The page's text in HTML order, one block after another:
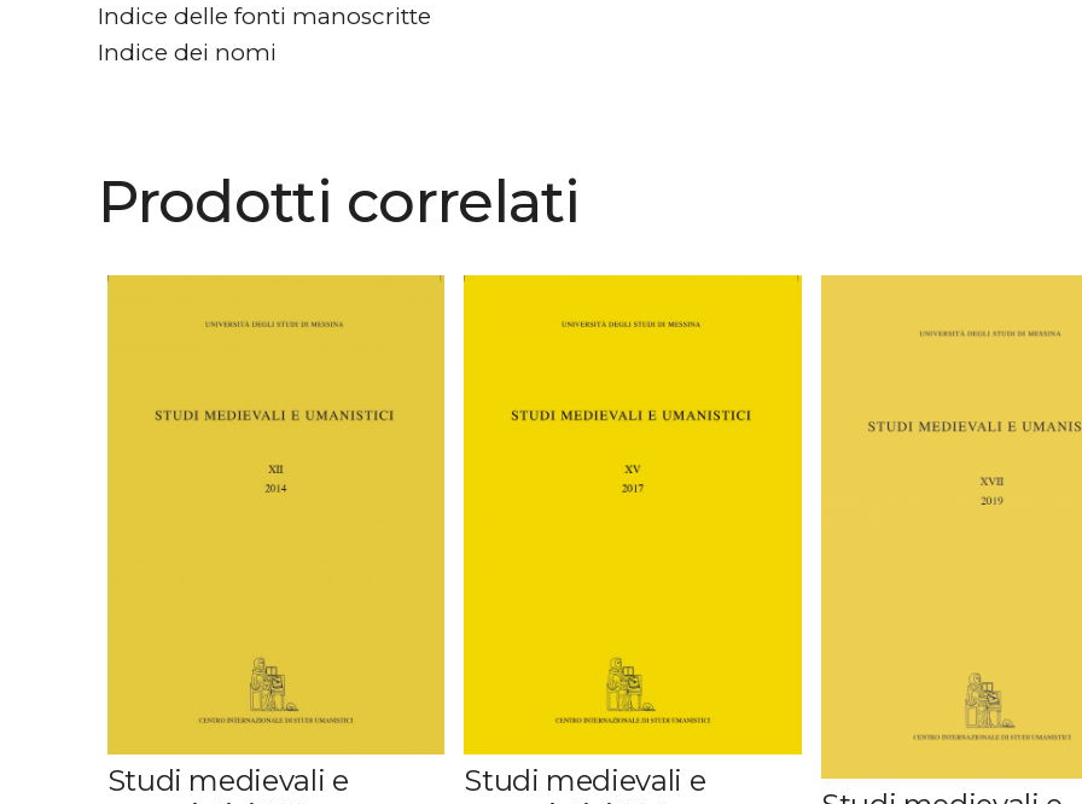
Indice delle fonti manoscritte
Indice dei nomi
Prodotti correlati
Studi medievali e
Studi medievali e